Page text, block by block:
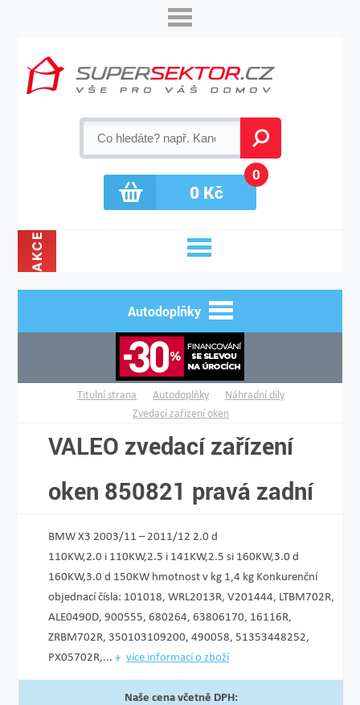
0Kč
0
AKCE
Autodoplňky
Titulní strana Autodoplňky
Náhradní díly
Zvedací zařízení oken
VALEO zvedací zařízení
oken 850821 pravá zadní
BMW X3 2003/11 – 2011/12 2.0 d
110KW,2.0 i 110KW,2­.5 i 141KW,2.5 si 160KW,3.0 d
160KW,3.0 d 150KW hmotnost v kg 1,4 kg Konkurenční
objednací čísla: 101018, WRL2013R, V201444, LTBM702R,
ALE0490D, 900555, 680264, 63806170, 16116R,
ZRBM702R, 350103109200, 490058, 51353448252,
PX05702R,...
více informací o zboží
Naše cena včetně DPH: